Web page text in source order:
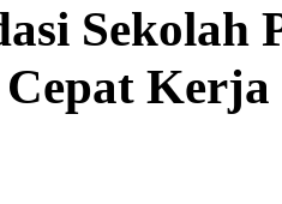
Sekolah
Cepat Kerja